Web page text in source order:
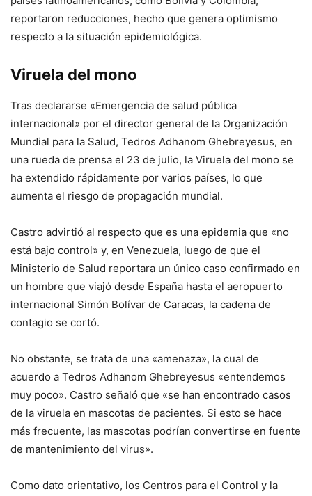
reportaron reducciones, hecho que genera optimismo
respecto a la situación epidemiológica.
Viruela del mono
Tras declararse «Emergencia de salud pública
internacional» por el director general de la Organización
Mundial para la Salud, Tedros Adhanom Ghebreyesus, en
una rueda de prensa el 23 de julio, la Viruela del mono se
ha extendido rápidamente por varios países, lo que
aumenta el riesgo de propagación mundial.
Castro advirtió al respecto que es una epidemia que «no
está bajo control» y, en Venezuela, luego de que el
Ministerio de Salud reportara un único caso confirmado en
un hombre que viajó desde España hasta el aeropuerto
internacional Simón Bolívar de Caracas, la cadena de
contagio se cortó.
No obstante, se trata de una «amenaza», la cual de
acuerdo a Tedros Adhanom Ghebreyesus «entendemos
muy poco». Castro señaló que «se han encontrado casos
de la viruela en mascotas de pacientes. Si esto se hace
más frecuente, las mascotas podrían convertirse en fuente
de mantenimiento del virus».
Como dato orientativo, los Centros para el Control y la